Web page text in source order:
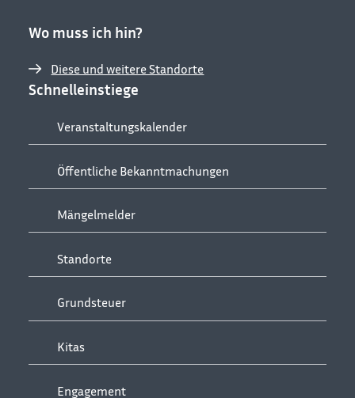
Wo muss ich hin?
Diese und weitere Standorte
Schnelleinstiege
Veranstaltungskalender
Öffentliche Bekanntmachungen
Mängelmelder
Standorte
Grundsteuer
Kitas
Engagement